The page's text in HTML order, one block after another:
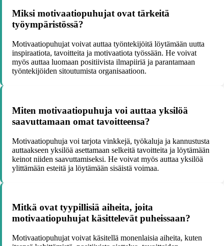
Miksi motivaatiopuhujat ovat tärkeitä
työympäristössä?
Motivaatiopuhujat voivat auttaa työntekijöitä löytämään uutta
inspiraatiota, tavoitteita ja motivaatiota työssään. He voivat
myös auttaa luomaan positiivista ilmapiiriä ja parantamaan
työntekijöiden sitoutumista organisaatioon.
Miten motivaatiopuhuja voi auttaa yksilöä
saavuttamaan omat tavoitteensa?
Motivaatiopuhuja voi tarjota vinkkejä, työkaluja ja kannustusta
auttaakseen yksilöä asettamaan selkeitä tavoitteita ja löytämään
keinot niiden saavuttamiseksi. He voivat myös auttaa yksilöä
ylittämään esteitä ja löytämään sisäistä voimaa.
Mitkä ovat tyypillisiä aiheita, joita
motivaatiopuhujat käsittelevät puheissaan?
Motivaatiopuhujat voivat käsitellä monenlaisia aiheita, kuten